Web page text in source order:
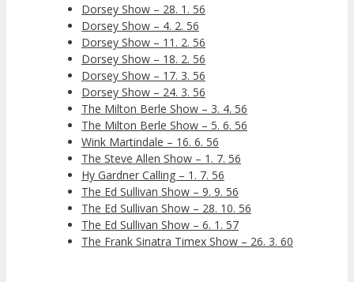
Dorsey Show – 28. 1. 56
Dorsey Show – 4. 2. 56
Dorsey Show – 11. 2. 56
Dorsey Show – 18. 2. 56
Dorsey Show – 17. 3. 56
Dorsey Show – 24. 3. 56
The Milton Berle Show – 3. 4. 56
The Milton Berle Show – 5. 6. 56
Wink Martindale – 16. 6. 56
The Steve Allen Show – 1. 7. 56
Hy Gardner Calling – 1. 7. 56
The Ed Sullivan Show – 9. 9. 56
The Ed Sullivan Show – 28. 10. 56
The Ed Sullivan Show – 6. 1. 57
The Frank Sinatra Timex Show – 26. 3. 60